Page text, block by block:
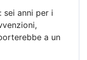
: sei anni per i
a un